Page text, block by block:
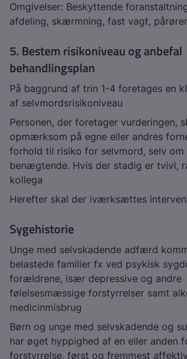
Omgivelser: Beskyttende
afdeling, skærmning, fast vagt,
5. Bestem risikoniveau og anbefal
behandlingsplan
På baggrund af trin 1-4 foretages en
af selvmordsrisikoniveau
Personen, der foretager vurderingen,
opmærksom på egne eller andres
forhold til risiko for selvmord, selv om
benægtende. Hvis der stadig er tvivl,
kollega
Herefter skal der iværksættes
Sygehistorie
Unge med selvskadende adfærd
belastede familier fx ved psykisk
forældrene, især depressive og andre
følelsesmæssige forstyrrelser samt
medicinmisbrug
Børn og unge med selvskadende og
har øget hyppighed af en eller anden
forstyrrelse, først og fremmest